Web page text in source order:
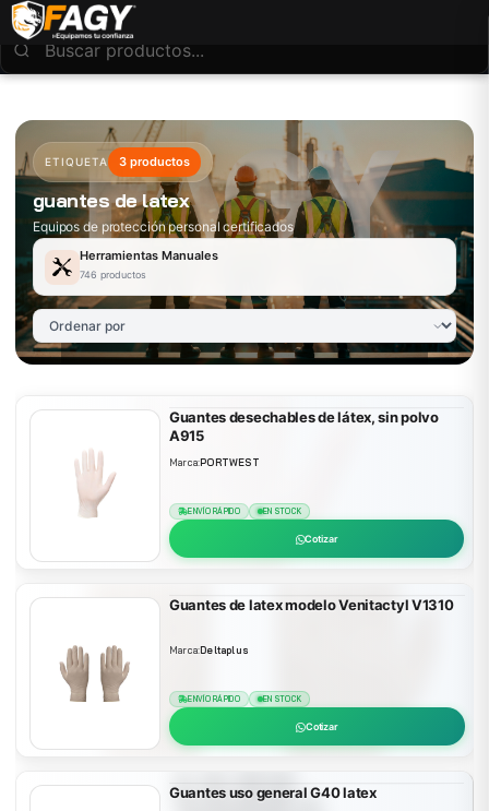
ETIQUETA 3 productos
guantes de latex
Equipos de protección personal certificados
Herramientas Manuales
746 productos
Guantes desechables de látex, sin polvo
A915
Marca:PORTWEST
ENVÍO RÁPIDO EN STOCK
Cotizar
Guantes de latex modelo Venitactyl V1310
Marca:Deltaplus
ENVÍO RÁPIDO EN STOCK
Cotizar
Guantes uso general G40 latex